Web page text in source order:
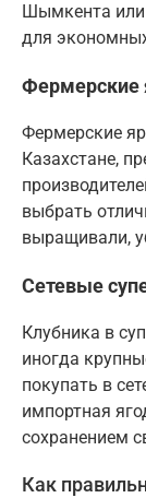
Шымкента или
для
Фермерские
Фермерские
Казахстане,
выбрать
выращивали,
Сетевые
Клубника в
иногда
покупать в
импортная
сохранением
Как